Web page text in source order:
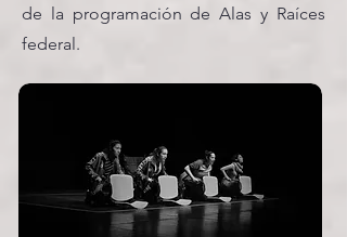
de la programación de Alas y Raíces
federal.